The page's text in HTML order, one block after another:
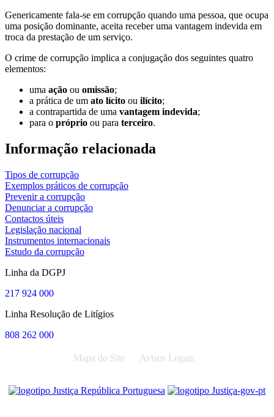
Genericamente fala-se em corrupção quando uma pessoa, que ocupa
uma posição dominante, aceita receber uma vantagem indevida em
troca da prestação de um serviço.
O crime de corrupção implica a conjugação dos seguintes quatro
elementos:
uma ação ou omissão;
a prática de um ato lícito ou ilícito;
a contrapartida de uma vantagem indevida;
para o próprio ou para terceiro.
Informação relacionada
Tipos de corrupção
Exemplos práticos de corrupção
Prevenir a corrupção
Denunciar a corrupção
Contactos úteis
Legislação nacional
Instrumentos internacionais
Estudo da corrupção
Linha da DGPJ
217 924 000
Linha Resolução de Litígios
808 262 000
Mapa do Site Avisos Legais